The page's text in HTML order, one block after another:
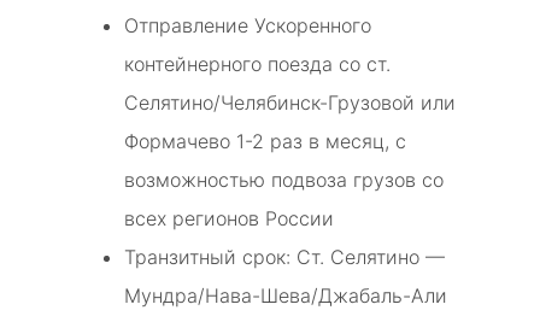
Отправление Ускоренного
контейнерного поезда со ст.
Селятино/Челябинск-Грузовой или
Формачево 1-2 раз в месяц, с
возможностью подвоза грузов со
всех регионов России
Транзитный срок: Ст. Селятино —
Мундра/Нава-Шева/Джабаль-Али